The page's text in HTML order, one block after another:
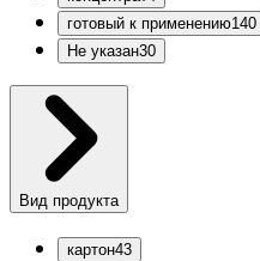
готовый к применению140
Не указан30
Вид продукта
картон43